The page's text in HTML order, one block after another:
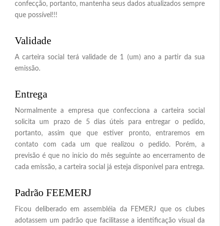
confecção, portanto, mantenha seus dados atualizados sempre
que possível!!!
Validade
A carteira social terá validade de 1 (um) ano a partir da sua
emissão.
Entrega
Normalmente a empresa que confecciona a carteira social
solicita um prazo de 5 dias úteis para entregar o pedido,
portanto, assim que que estiver pronto, entraremos em
contato com cada um que realizou o pedido. Porém, a
previsão é que no início do mês seguinte ao encerramento de
cada emissão, a carteira social já esteja disponível para entrega.
Padrão FEEMERJ
Ficou deliberado em assembléia da FEMERJ que os clubes
adotassem um padrão que facilitasse a identificação visual da